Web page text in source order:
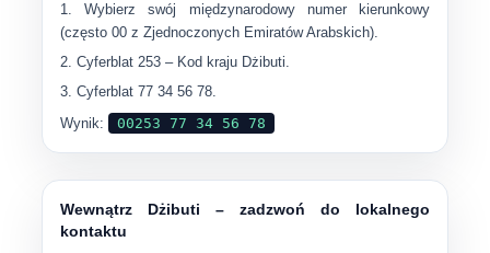
Wybierz swój międzynarodowy numer kierunkowy
(często00 z Zjednoczonych Emiratów Arabskich).
Cyferblat253 – Kod kraju Dżibuti.
Cyferblat77 34 56 78.
Wynik:
00253 77 34 56 78
Wewnątrz Dżibuti – zadzwoń do lokalnego
kontaktu